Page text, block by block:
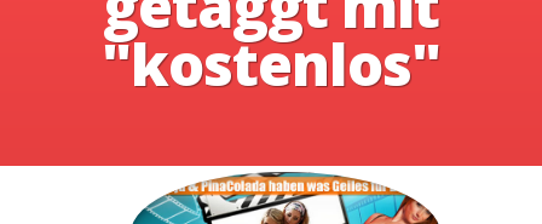
"kostenlos"